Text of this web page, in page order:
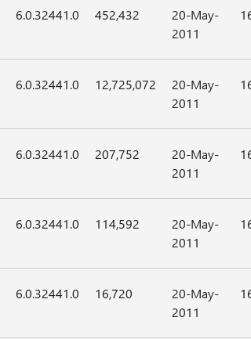
6.0.32441.0 452,432
20-May-
2011
6.0.32441.0 12,725,072
20-May-
2011
6.0.32441.0 207,752
20-May-
2011
6.0.32441.0 114,592
20-May-
2011
6.0.32441.0 16,720
20-May-
2011